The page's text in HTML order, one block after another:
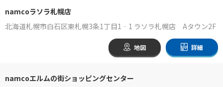
namcoラソラ札幌店
北海道札幌市白石区東札幌3条1丁目1‐1 ラソラ札幌店 Aタウン2F
地図 詳細
namcoエルムの街ショッピングセンター